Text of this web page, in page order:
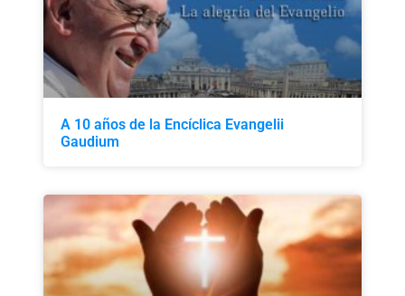
A 10 años de la Encíclica Evangelii
Gaudium